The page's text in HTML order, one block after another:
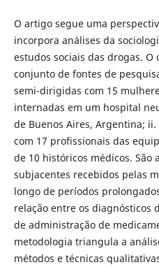
O artigo segue uma
incorpora análises da
estudos sociais das drogas.
conjunto de fontes de
semi-dirigidas com 15
internadas em um hospital
de Buenos Aires, Argentina;
com 17 profissionais das
de 10 históricos médicos. São
subjacentes recebidos pelas
longo de períodos
relação entre os diagnósticos
de administração de
metodologia triangula a
métodos e técnicas